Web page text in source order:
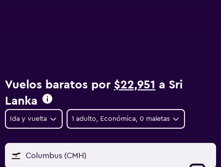
Vuelos baratos por $22,951 a Sri
Lanka
Ida y vuelta 1 adulto, Económica, 0 maletas
Columbus (CMH)